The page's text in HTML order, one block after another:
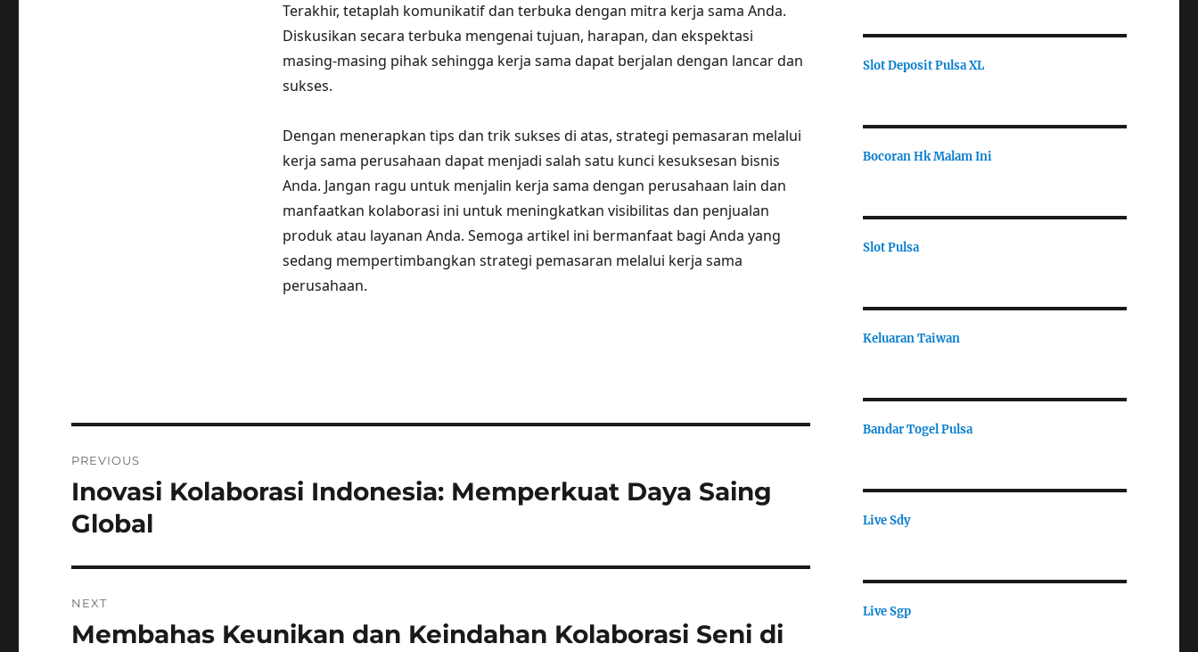
Terakhir, tetaplah komunikatif dan terbuka dengan mitra kerja sama Anda.
Diskusikan secara terbuka mengenai tujuan, harapan, dan ekspektasi
masing-masing pihak sehingga kerja sama dapat berjalan dengan lancar dan
sukses.
Dengan menerapkan tips dan trik sukses di atas, strategi pemasaran melalui
kerja sama perusahaan dapat menjadi salah satu kunci kesuksesan bisnis
Anda. Jangan ragu untuk menjalin kerja sama dengan perusahaan lain dan
manfaatkan kolaborasi ini untuk meningkatkan visibilitas dan penjualan
produk atau layanan Anda. Semoga artikel ini bermanfaat bagi Anda yang
sedang mempertimbangkan strategi pemasaran melalui kerja sama
perusahaan.
navigation
PREVIOUS
Previous
post:
Inovasi Kolaborasi Indonesia: Memperkuat Daya Saing
Global
NEXT
Next
Membahas Keunikan dan Keindahan Kolaborasi Seni di
Slot Deposit Pulsa XL
Bocoran Hk Malam Ini
Slot Pulsa
Keluaran Taiwan
Bandar Togel Pulsa
Live Sdy
Live Sgp